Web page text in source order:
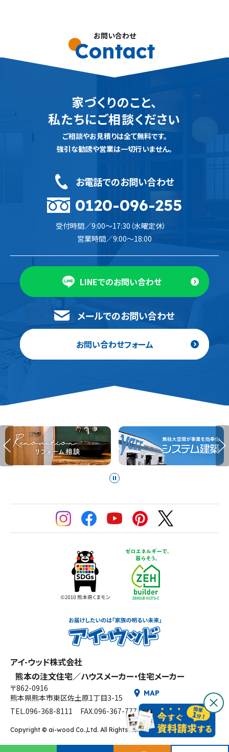
お問い合わせ
Contact
家づくりのこと、
私たちにご相談ください
ご相談やお見積りは全て無料です。
強引な勧誘や営業は一切行いません。
お電話でのお問い合わせ
0120-096-255
受付時間／9:00〜17:30（水曜定休）
営業時間／9:00〜18:00
LINEでのお問い合わせ
メールでのお問い合わせ
お問い合わせフォーム
ア
イ-
ッ
ド
アイ-ウッド株式会社
熊本の注文住宅／ハウスメーカー・住宅メーカー
〒862-0916
熊本県熊本市東区佐土原1丁目3-15
MAP
TEL.096-368-8111 FAX.096-367-7773
Copyright © ai-wood Co.,Ltd. All Rights Reserved.